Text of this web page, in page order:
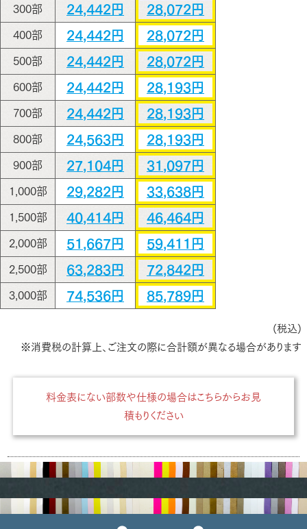
300部 24,442円 28,072円
400部 24,442円 28,072円
500部 24,442円 28,072円
600部 24,442円 28,193円
700部 24,442円 28,193円
800部 24,563円 28,193円
900部 27,104円 31,097円
1,000部 29,282円 33,638円
1,500部 40,414円 46,464円
2,000部 51,667円 59,411円
2,500部 63,283円 72,842円
3,000部 74,536円 85,789円
(税込)
※消費税の計算上、ご注文の際に合計額が異なる場合があります
料金表にない部数や仕様の場合はこちらからお見
積もりください